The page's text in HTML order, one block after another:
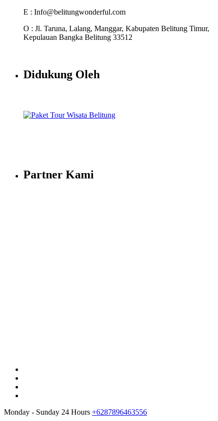
E : Info@belitungwonderful.com
O : Jl. Taruna, Lalang, Manggar, Kabupaten Belitung Timur,
Kepulauan Bangka Belitung 33512
Didukung Oleh
Partner Kami
Monday - Sunday 24 Hours +6287896463556